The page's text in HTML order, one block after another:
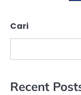
Cari
Recent